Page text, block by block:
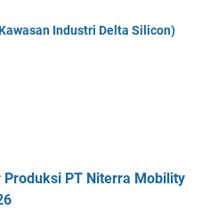
Industri Delta Silicon)
PT Niterra Mobility